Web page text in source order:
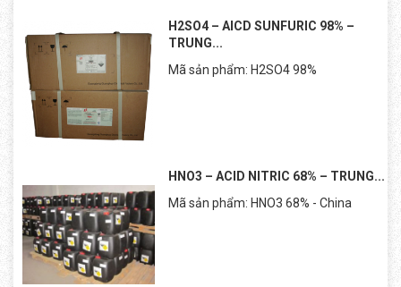
H2SO4 – AICD SUNFURIC 98% –
TRUNG...
Mã sản phẩm: H2SO4 98%
HNO3 – ACID NITRIC 68% – TRUNG...
Mã sản phẩm: HNO3 68% - China